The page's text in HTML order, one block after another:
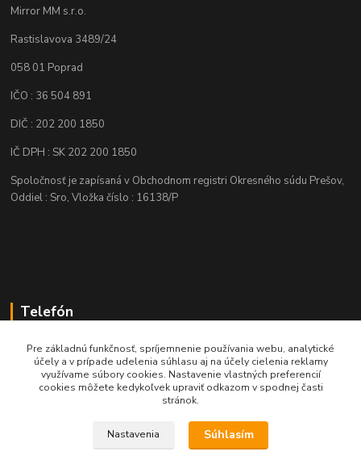
Mirror MM s.r.o.
Rastislavova 3489/24
058 01 Poprad
IČO : 36 504 891
DIČ : 202 200 1850
IČ DPH : SK 202 200 1850
Spoločnosť je zapísaná v Obchodnom registri Okresného súdu Prešov,
Oddiel : Sro, Vložka číslo : 16138/P
Telefón
+421 905 622 625
obchod@nozeplus.sk
Pre základnú funkčnosť, spríjemnenie používania webu, analytické
účely a v prípade udelenia súhlasu aj na účely cielenia reklamy
využívame súbory cookies. Nastavenie vlastných preferencií
cookies môžete kedykoľvek upraviť odkazom v spodnej časti
stránok.
Nastavenia Súhlasím